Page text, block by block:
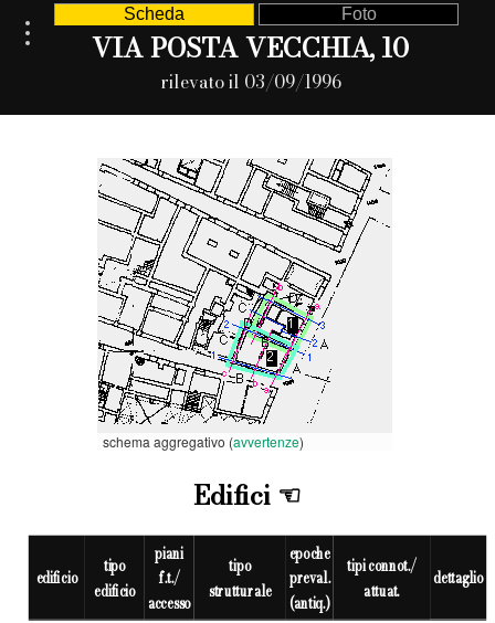
Scheda Foto
VIA POSTA VECCHIA, 10
rilevato il 03/09/1996
schema aggregativo (avvertenze)
Edifici
edificio
tipo
edificio
piani
f.t./
accesso
tipo
strutturale
epoche
preval.
(antiq.)
tipi connot./
attuat.
dettaglio